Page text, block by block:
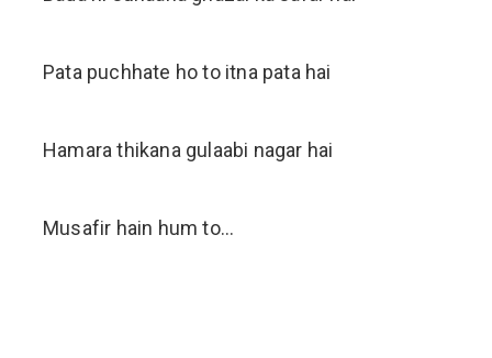
Pata puchhate ho to itna pata hai
Hamara thikana gulaabi nagar hai
Musafir hain hum to...